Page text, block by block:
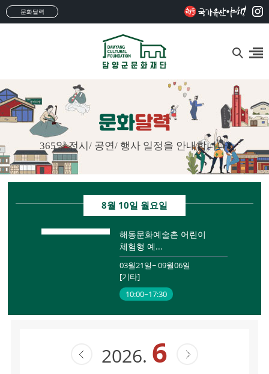
문화달력
문화달력
365일 전시/ 공연/ 행사 일정을 안내합니다.
8월 10일 월요일
해동문화예술촌 어린이
체험형 예...
03월21일~ 09월06일
[기타]
10:00~17:30
2026. 6